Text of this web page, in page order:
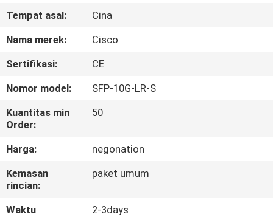
TENTANG
TUR
PABRIK
KONTROL
KUALITAS
HUBUNGI
Tempat asal:
Cina
Nama merek:
Cisco
Sertifikasi:
CE
Nomor model:
SFP-10G-LR-S
Kuantitas min
Order:
50
Harga:
negonation
Kemasan
rincian:
paket umum
Waktu
2-3days